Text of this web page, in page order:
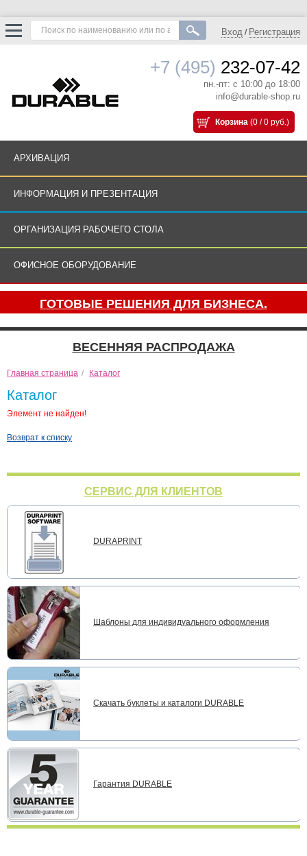
Вход / Регистрация
+7 (495) 232-07-42
пн.-пт: с 10:00 до 18:00
info@durable-shop.ru
Корзина (0 / 0 руб.)
АРХИВАЦИЯ
ИНФОРМАЦИЯ И ПРЕЗЕНТАЦИЯ
ОРГАНИЗАЦИЯ РАБОЧЕГО СТОЛА
ОФИСНОЕ ОБОРУДОВАНИЕ
ГОТОВЫЕ РЕШЕНИЯ ДЛЯ БИЗНЕСА.
ВЕСЕННЯЯ РАСПРОДАЖА
Главная страница / Каталог
Каталог
Элемент не найден!
Возврат к списку
СЕРВИС ДЛЯ КЛИЕНТОВ
DURAPRINT
Шаблоны для индивидуального оформления
Скачать буклеты и каталоги DURABLE
Гарантия DURABLE